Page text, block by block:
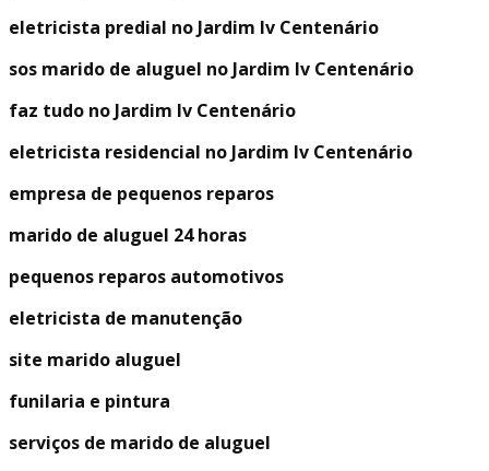
eletricista predial no Jardim Iv Centenário
sos marido de aluguel no Jardim Iv Centenário
faz tudo no Jardim Iv Centenário
eletricista residencial no Jardim Iv Centenário
empresa de pequenos reparos
marido de aluguel 24 horas
pequenos reparos automotivos
eletricista de manutenção
site marido aluguel
funilaria e pintura
serviços de marido de aluguel